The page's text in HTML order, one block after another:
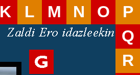
K L M N O P
Q
R